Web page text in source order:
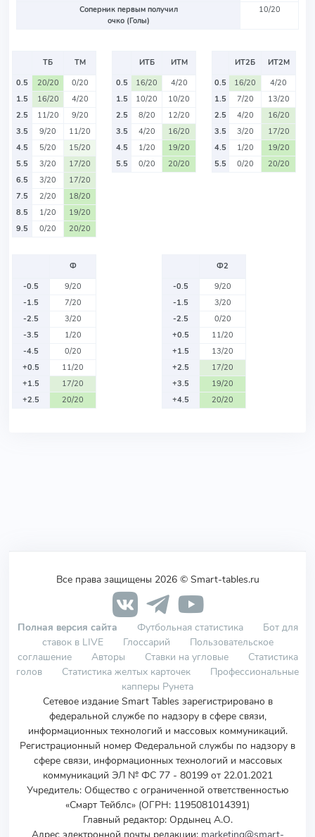
Соперник первым получил
очко (Голы)
10/20
ТБ
ТМ
0.5
20/20
0/20
1.5
16/20
4/20
2.5
11/20
9/20
3.5
9/20
11/20
4.5
5/20
15/20
5.5
3/20
17/20
6.5
3/20
17/20
7.5
2/20
18/20
8.5
1/20
19/20
9.5
0/20 20/20
ИТБ
ИТМ
0.5
16/20
4/20
1.5
10/20
10/20
2.5
8/20
12/20
3.5
4/20
16/20
4.5
1/20
19/20
5.5
0/20 20/20
ИТ2Б
ИТ2М
0.5
16/20
4/20
1.5
7/20
13/20
2.5
4/20
16/20
3.5
3/20
17/20
4.5
1/20
19/20
5.5
0/20 20/20
Ф
-0.5
9/20
-1.5
7/20
-2.5
3/20
-3.5
1/20
-4.5
0/20
+0.5
11/20
+1.5
17/20
+2.5
20/20
Ф2
-0.5
9/20
-1.5
3/20
-2.5
0/20
+0.5
11/20
+1.5
13/20
+2.5
17/20
+3.5
19/20
+4.5
20/20
Все права защищены 2026 © Smart-tables.ru
Полная версия сайта Футбольная статистика
Бот для
ставок в LIVE
Глоссарий
Пользовательское
соглашение
Авторы Ставки на угловые
Статистика
голов
Статистика желтых карточек
Профессиональные
капперы Рунета
Сетевое издание Smart Tables зарегистрировано в
федеральной службе по надзору в сфере связи,
информационных технологий и массовых коммуникаций.
Регистрационный номер Федеральной службы по надзору в
сфере связи, информационных технологий и массовых
коммуникаций ЭЛ № ФС 77 - 80199 от 22.01.2021
Учредитель: Общество с ограниченной ответственностью
«Смарт Тейблс» (ОГРН: 1195081014391)
Главный редактор: Ордынец А.О.